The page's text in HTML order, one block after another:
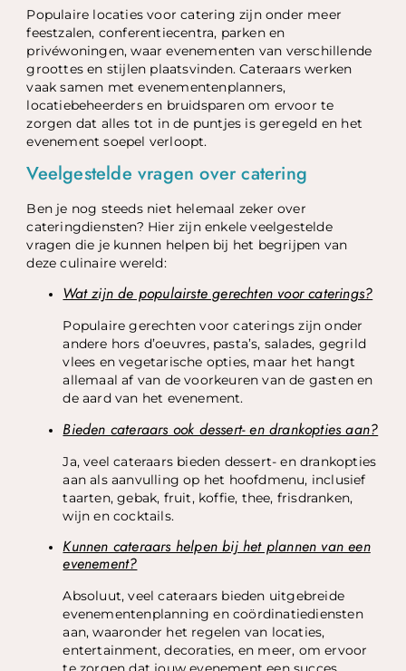
Populaire locaties voor catering zijn onder meer
feestzalen, conferentiecentra, parken en
privéwoningen, waar evenementen van verschillende
groottes en stijlen plaatsvinden. Cateraars werken
vaak samen met evenementenplanners,
locatiebeheerders en bruidsparen om ervoor te
zorgen dat alles tot in de puntjes is geregeld en het
evenement soepel verloopt.
Veelgestelde vragen over catering
Ben je nog steeds niet helemaal zeker over
cateringdiensten? Hier zijn enkele veelgestelde
vragen die je kunnen helpen bij het begrijpen van
deze culinaire wereld:
Wat zijn de populairste gerechten voor caterings?
Populaire gerechten voor caterings zijn onder
andere hors d’oeuvres, pasta’s, salades, gegrild
vlees en vegetarische opties, maar het hangt
allemaal af van de voorkeuren van de gasten en
de aard van het evenement.
Bieden cateraars ook dessert- en drankopties aan?
Ja, veel cateraars bieden dessert- en drankopties
aan als aanvulling op het hoofdmenu, inclusief
taarten, gebak, fruit, koffie, thee, frisdranken,
wijn en cocktails.
Kunnen cateraars helpen bij het plannen van een
evenement?
Absoluut, veel cateraars bieden uitgebreide
evenementenplanning en coördinatiediensten
aan, waaronder het regelen van locaties,
entertainment, decoraties, en meer, om ervoor